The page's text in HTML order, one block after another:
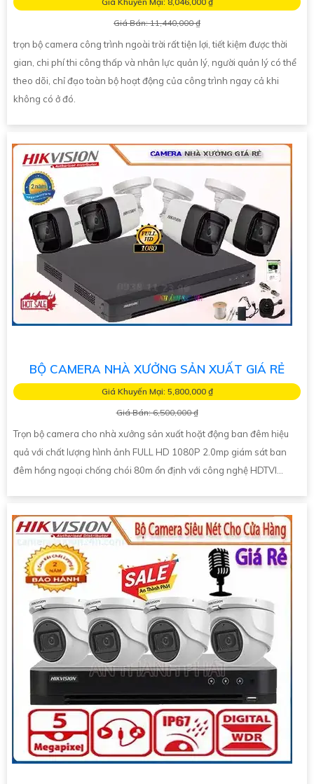
Giá Bán: 11,440,000 ₫
trọn bộ camera công trình ngoài trời rất tiện lợi, tiết kiệm được thời
gian, chi phí thi công thấp và nhân lực quản lý, người quản lý có thể
theo dõi, chỉ đạo toàn bộ hoạt động của công trình ngay cả khi
không có ở đó.
BỘ CAMERA NHÀ XƯỞNG SẢN XUẤT GIÁ RẺ
Giá Khuyến Mại: 5,800,000 ₫
Giá Bán: 6,500,000 ₫
Trọn bộ camera cho nhà xưởng sản xuất hoặt động ban đêm hiệu
quả với chất lượng hình ảnh FULL HD 1080P 2.0mp giám sát ban
đêm hồng ngoại chống chói 80m ổn định với công nghệ HDTVI...